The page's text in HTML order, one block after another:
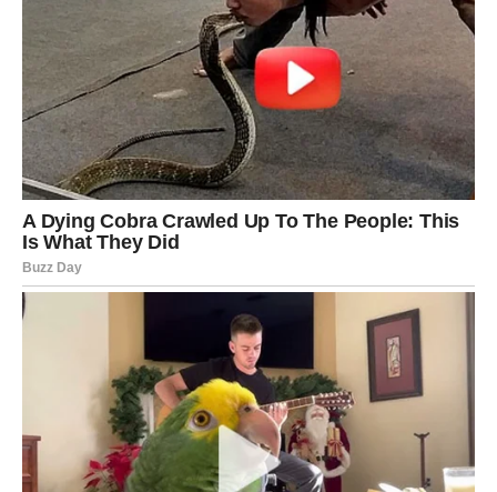
Pred vama su dani puni pozitivnih dešavanja. Mnogi
Lavovi će biti u centru pažnje, ali ovoga puta zbog lijepih
razloga. Ljubav vam može donijeti veliko iznenađenje.
Osoba koja vam se dopada mogla bi napraviti prvi korak ili
pokazati emocije na veoma direktan način.
Na poslu dolazi priznanje za trud koji ste ulagali
mjesecima. Moguće su pohvale, nova poslovna ponuda ili
čak povećanje zarade. Sve ono što ste dugo čekali sada
polako dolazi na svoje mjesto.
Lavovi će posebno osjetiti nalet sreće krajem maja.
Imaćete osjećaj da se stvari same slažu u vašu korist.
Poslije teških trenutaka dolazi period u kojem ćete
ponovo vjerovati da je život lijep.